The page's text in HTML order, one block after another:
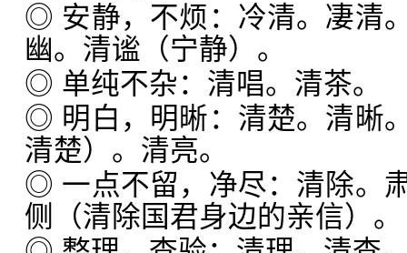
◎ 安静，不烦：冷清。凄清
幽。清谧（宁静）。
◎ 单纯不杂：清唱。清茶。
◎ 明白，明晰：清楚。清晰
清楚）。清亮。
◎ 一点不留，净尽：清除。
侧（清除国君身边的亲信）。